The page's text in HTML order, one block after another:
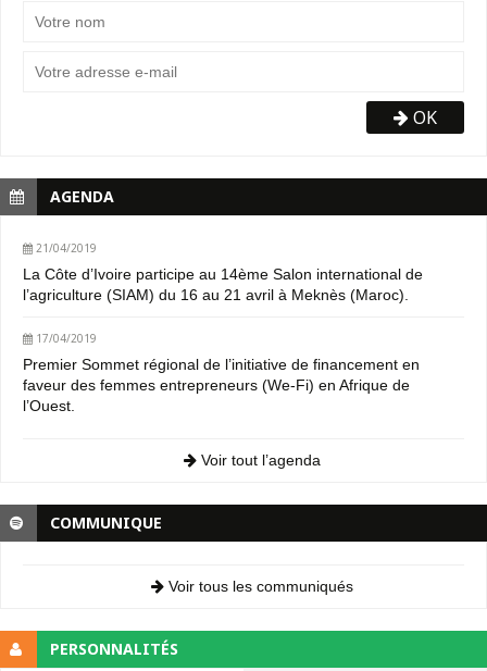
OK
AGENDA
21/04/2019
La Côte d’Ivoire participe au 14ème Salon international de
l’agriculture (SIAM) du 16 au 21 avril à Meknès (Maroc).
17/04/2019
Premier Sommet régional de l’initiative de financement en
faveur des femmes entrepreneurs (We-Fi) en Afrique de
l’Ouest.
Voir tout l’agenda
COMMUNIQUE
Voir tous les communiqués
PERSONNALITÉS